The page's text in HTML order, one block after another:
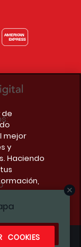
de
mejor
y
Haciendo
COOKIES